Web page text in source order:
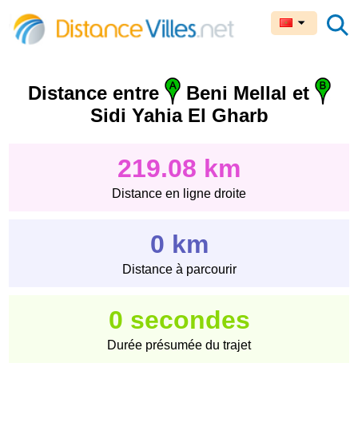
Distance entre
Beni Mellal et
Sidi Yahia El Gharb
219.08 km
Distance en ligne droite
0 km
Distance à parcourir
0 secondes
Durée présumée du trajet